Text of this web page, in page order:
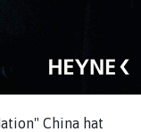
China hat